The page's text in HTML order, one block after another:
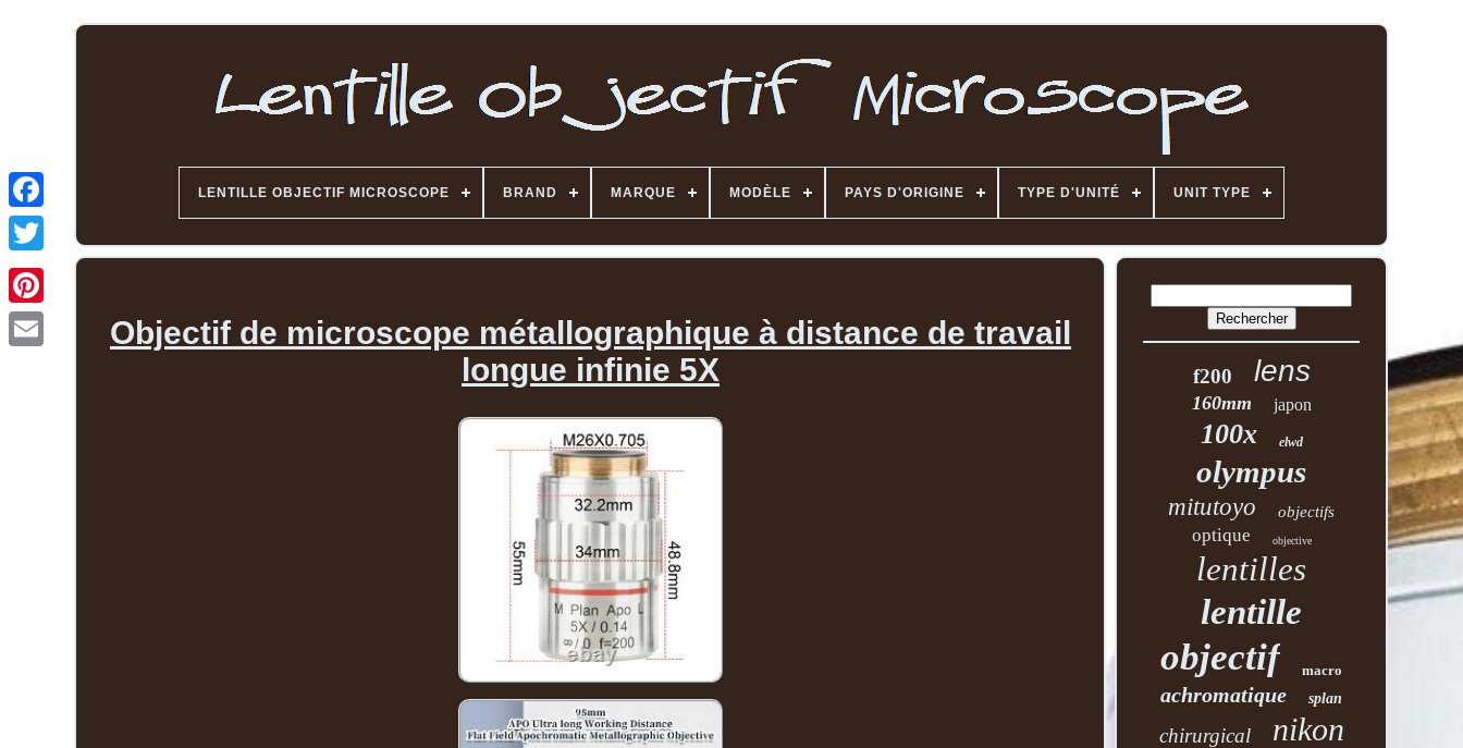
LENTILLE OBJECTIF MICROSCOPE BRAND MARQUE MODÈLE PAYS D'ORIGINE TYPE D'UNITÉ UNIT TYPE
Objectif de microscope métallographique à distance de travail
longue infinie 5X
f200 lens
160mm japon
100x elwd
olympus
mitutoyo objectifs
optique objective
lentilles
lentille
objectif macro
achromatique splan
chirurgical nikon